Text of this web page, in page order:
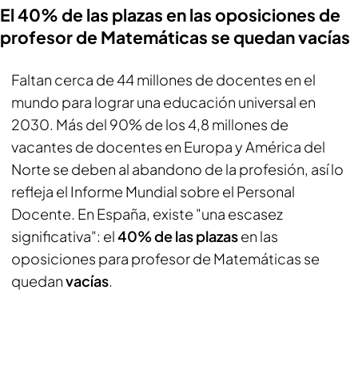
El 40% de las plazas en las oposiciones de
profesor de Matemáticas se quedan vacías
Faltan cerca de 44 millones de docentes en el
mundo para lograr una educación universal en
2030. Más del 90% de los 4,8 millones de
vacantes de docentes en Europa y América del
Norte se deben al abandono de la profesión, así lo
refleja el Informe Mundial sobre el Personal
Docente. En España, existe "una escasez
significativa": el40% de las plazasen las
oposiciones para profesor de Matemáticas se
quedanvacías.